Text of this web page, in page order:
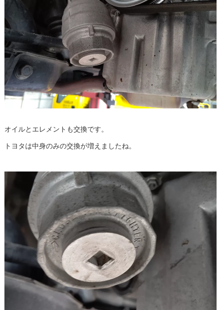
オイルとエレメントも交換です。
トヨタは中身のみの交換が増えましたね。